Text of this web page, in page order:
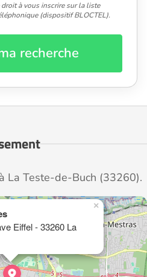
à vous inscrire sur la liste
(dispositif BLOCTEL).
recherche
La Teste-de-Buch (33260).
Eiffel - 33260 La
×